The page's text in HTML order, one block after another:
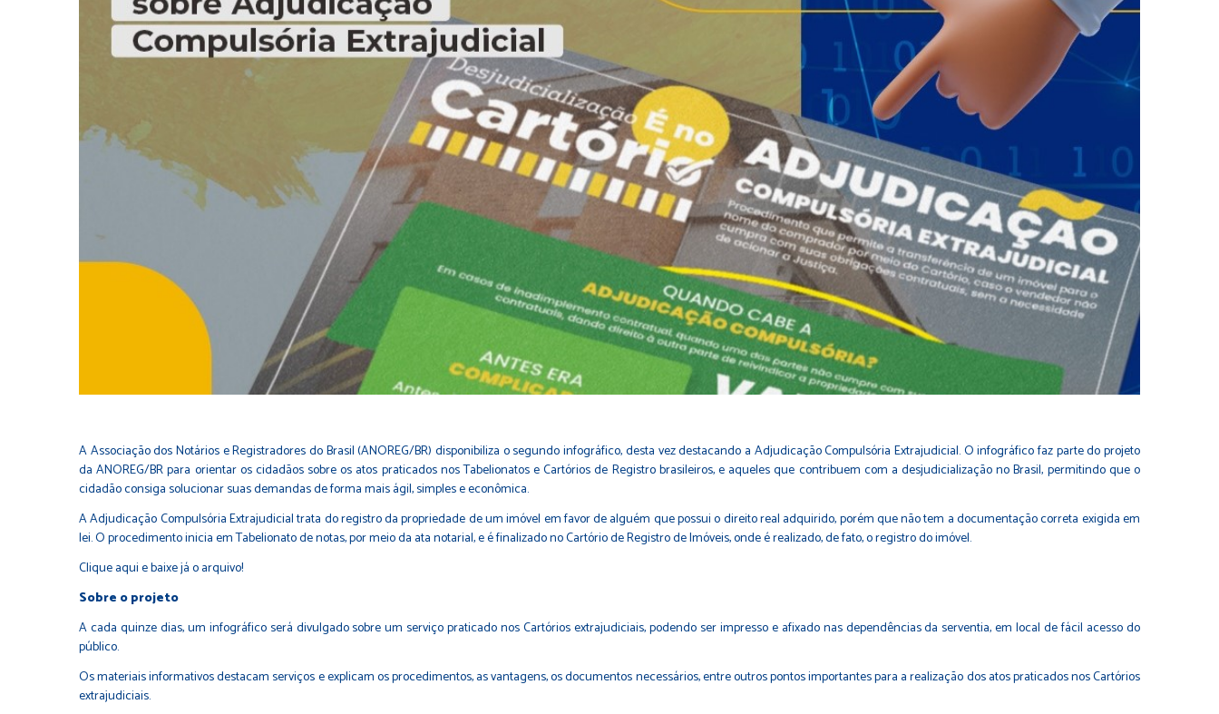
A Associação dos Notários e Registradores do Brasil (ANOREG/BR) disponibiliza o segundo infográfico, desta vez destacando a Adjudicação Compulsória Extrajudicial. O infográfico faz parte do projeto
da ANOREG/BR para orientar os cidadãos sobre os atos praticados nos Tabelionatos e Cartórios de Registro brasileiros, e aqueles que contribuem com a desjudicialização no Brasil, permitindo que o
cidadão consiga solucionar suas demandas de forma mais ágil, simples e econômica.
A Adjudicação Compulsória Extrajudicial trata do registro da propriedade de um imóvel em favor de alguém que possui o direito real adquirido, porém que não tem a documentação correta exigida em
lei. O procedimento inicia em Tabelionato de notas, por meio da ata notarial, e é finalizado no Cartório de Registro de Imóveis, onde é realizado, de fato, o registro do imóvel.
Clique aqui e baixe já o arquivo!
Sobre o projeto
A cada quinze dias, um infográfico será divulgado sobre um serviço praticado nos Cartórios extrajudiciais, podendo ser impresso e afixado nas dependências da serventia, em local de fácil acesso do
público.
Os materiais informativos destacam serviços e explicam os procedimentos, as vantagens, os documentos necessários, entre outros pontos importantes para a realização dos atos praticados nos Cartórios
extrajudiciais.